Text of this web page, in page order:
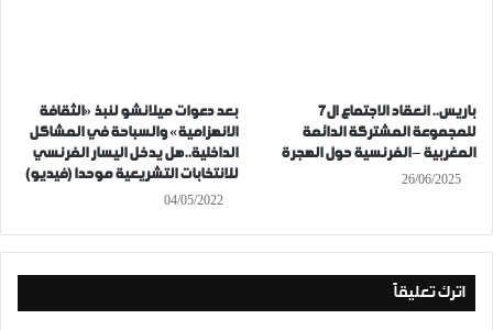
باريس.. انعقاد الاجتماع ال7
للمجموعة المشتركة الدائمة
المغربية – الفرنسية حول الهجرة
26/06/2025
بعد دعوات ميلانشو لنبذ «الثقافة
الانهزامية» والسباحة في المشاكل
الداخلية..هل يدخل اليسار الفرنسي
للانتخابات التشريعية موحدا (فيديو)
04/05/2022
اترك تعليقاً